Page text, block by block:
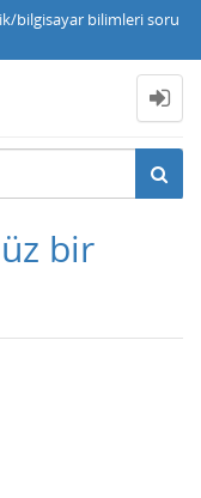
bilgisayar bilimleri soru
bir